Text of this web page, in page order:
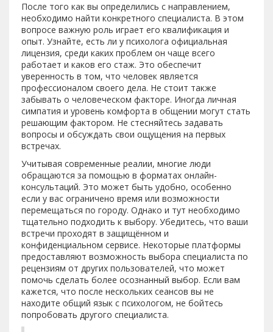
После того как вы определились с направлением,
необходимо найти конкретного специалиста. В этом
вопросе важную роль играет его квалификация и
опыт. Узнайте, есть ли у психолога официальная
лицензия, среди каких проблем он чаще всего
работает и каков его стаж. Это обеспечит
уверенность в том, что человек является
профессионалом своего дела. Не стоит также
забывать о человеческом факторе. Иногда личная
симпатия и уровень комфорта в общении могут стать
решающим фактором. Не стесняйтесь задавать
вопросы и обсуждать свои ощущения на первых
встречах.
Учитывая современные реалии, многие люди
обращаются за помощью в форматах онлайн-
консультаций. Это может быть удобно, особенно
если у вас ограничено время или возможности
перемещаться по городу. Однако и тут необходимо
тщательно подходить к выбору. Убедитесь, что ваши
встречи проходят в защищённом и
конфиденциальном сервисе. Некоторые платформы
предоставляют возможность выбора специалиста по
рецензиям от других пользователей, что может
помочь сделать более осознанный выбор. Если вам
кажется, что после нескольких сеансов вы не
находите общий язык с психологом, не бойтесь
попробовать другого специалиста.